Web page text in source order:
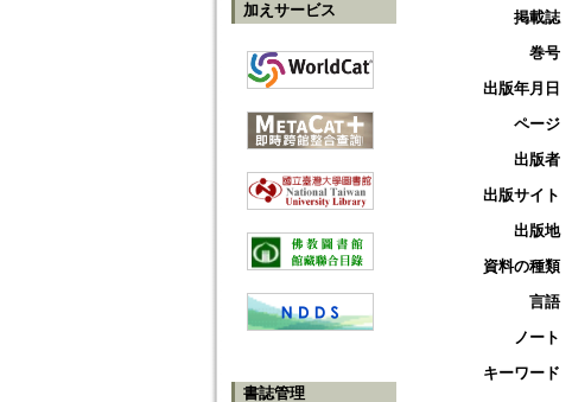
加えサービス
書誌管理
掲載誌
巻号
出版年月日
ページ
出版者
出版サイト
出版地
資料の種類
言語
ノート
キーワード